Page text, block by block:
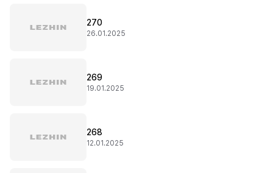
270
26.01.2025
269
19.01.2025
268
12.01.2025